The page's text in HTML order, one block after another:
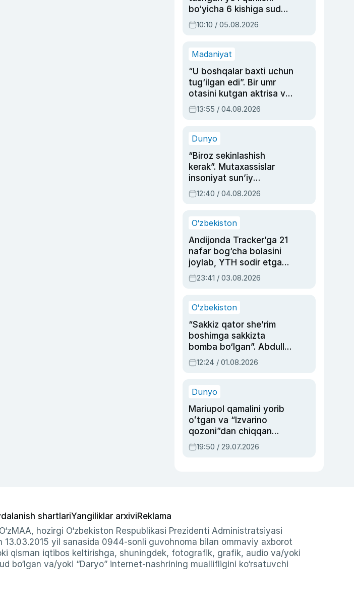
bo‘yicha 6 kishiga sud
hukmi o‘qildi
10:10 / 05.08.2026
Madaniyat
“U boshqalar baxti uchun
tug‘ilgan edi”. Bir umr
otasini kutgan aktrisa va
dublyaj ustasi Rimma
Ahmedovaning
13:55 / 04.08.2026
Dunyo
“Biroz sekinlashish
kerak”. Mutaxassislar
insoniyat sun’iy
intellektni boshqara
olmay qolishidan xavotir
12:40 / 04.08.2026
O‘zbekiston
Andijonda Tracker’ga 21
nafar bog‘cha bolasini
joylab, YTH sodir etgan
ayolga sud hukmi o‘qildi
23:41 / 03.08.2026
O‘zbekiston
“Sakkiz qator she’rim
boshimga sakkizta
bomba bo‘lgan”. Abdulla
Oripovni siyosiy
ayblovlardan asrab
12:24 / 01.08.2026
Dunyo
Mariupol qamalini yorib
oʻtgan va “Izvarino
qozoni”dan chiqqan
qahramon — Ukraina
armiyasi bosh
19:50 / 29.07.2026
shartlariYangiliklar arxiviReklama
hozirgi O‘zbekiston Respublikasi Prezidenti Administratsiyasi
yil sanasida 0944-sonli guvohnoma bilan ommaviy axborot
qisman iqtibos keltirishga, shuningdek, fotografik, grafik, audio va/yoki
bo‘lgan va/yoki “Daryo” internet-nashrining muallifligini ko‘rsatuvchi